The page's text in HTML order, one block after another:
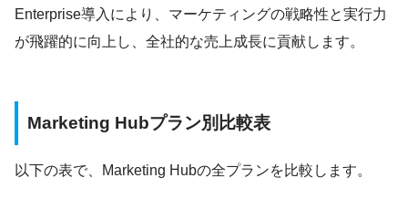
Enterprise導入により、マーケティングの戦略性と実行力
が飛躍的に向上し、全社的な売上成長に貢献します。
Marketing Hubプラン別比較表
以下の表で、Marketing Hubの全プランを比較します。